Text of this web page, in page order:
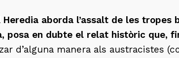
Heredia aborda l’assalt de les tropes
posa en dubte el relat històric que,
d’alguna manera als austracistes